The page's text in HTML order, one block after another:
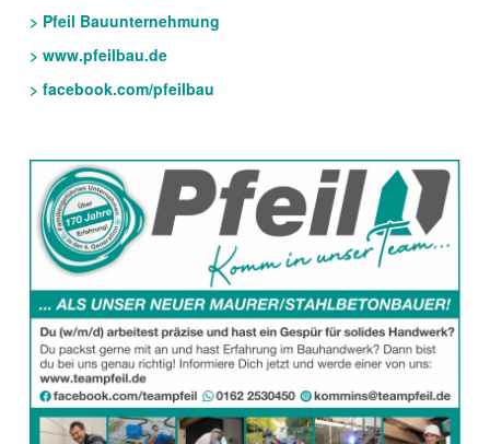
> Pfeil Bauunternehmung
> www.pfeilbau.de
> facebook.com/pfeilbau